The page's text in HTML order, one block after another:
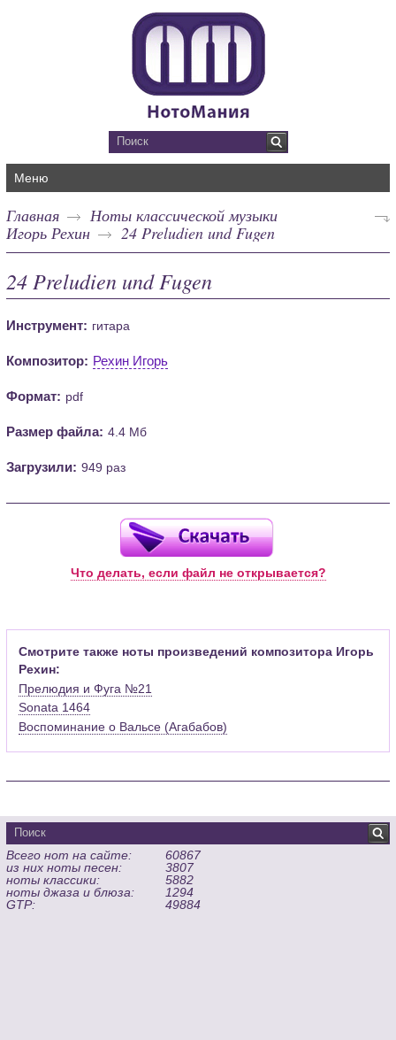
Меню
Главная
Ноты классической музыки
Игорь Рехин
24 Preludien und Fugen
24 Preludien und Fugen
Инструмент: гитара
Композитор: Рехин Игорь
Формат: pdf
Размер файла: 4.4 Мб
Загрузили: 949 раз
Что делать, если файл не открывается?
Смотрите также ноты произведений композитора Игорь
Рехин:
Прелюдия и Фуга №21
Sonata 1464
Воспоминание о Вальсе (Агабабов)
Всего нот на сайте:
60867
из них ноты песен:
3807
ноты классики:
5882
ноты джаза и блюза:
1294
GTP:
49884